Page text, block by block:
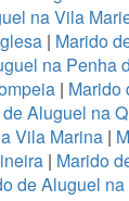
na Vila
| Marido
na Penha
| Marido
Aluguel na
Vila Marina |
| Marido
de Aluguel